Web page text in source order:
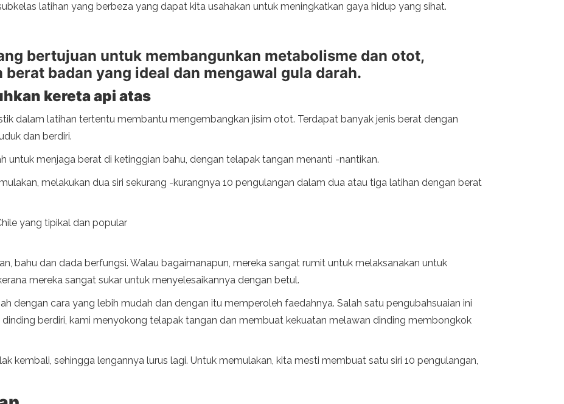
latihan yang berbeza yang dapat kita usahakan untuk meningkatkan gaya hidup yang sihat.
bertujuan untuk membangunkan metabolisme dan otot,
badan yang ideal dan mengawal gula darah.
kereta api atas
dalam latihan tertentu membantu mengembangkan jisim otot. Terdapat banyak jenis berat dengan
dan berdiri.
untuk menjaga berat di ketinggian bahu, dengan telapak tangan menanti -nantikan.
melakukan dua siri sekurang -kurangnya 10 pengulangan dalam dua atau tiga latihan dengan berat
yang tipikal dan popular
bahu dan dada berfungsi. Walau bagaimanapun, mereka sangat rumit untuk melaksanakan untuk
mereka sangat sukar untuk menyelesaikannya dengan betul.
dengan cara yang lebih mudah dan dengan itu memperoleh faedahnya. Salah satu pengubahsuaian ini
berdiri, kami menyokong telapak tangan dan membuat kekuatan melawan dinding membongkok
kembali, sehingga lengannya lurus lagi. Untuk memulakan, kita mesti membuat satu siri 10 pengulangan,